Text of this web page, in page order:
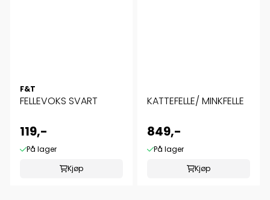
F&T
FELLEVOKS SVART
119,-
På lager
Kjøp
KATTEFELLE/ MINKFELLE
849,-
På lager
Kjøp